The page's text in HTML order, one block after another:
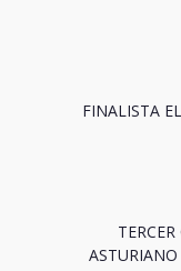
FINALISTA